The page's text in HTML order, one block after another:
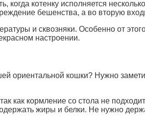
когда котенку исполняется
бешенства, а во вторую
и сквозняки. Особенно от
настроении.
ориентальной кошки? Нужно
как кормление со стола не
жиры и белки. Не нужно